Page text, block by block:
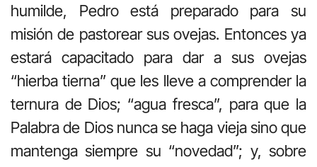
humilde, Pedro está preparado para su
misión de pastorear sus ovejas. Entonces ya
estará capacitado para dar a sus ovejas
“hierba tierna” que les lleve a comprender la
ternura de Dios; “agua fresca”, para que la
Palabra de Dios nunca se haga vieja sino que
mantenga siempre su “novedad”; y, sobre